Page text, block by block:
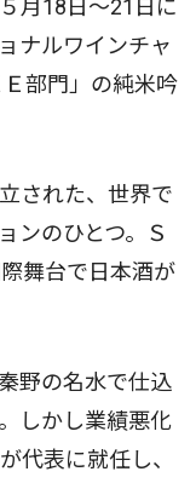
月18日〜21日に
ナルワインチャ
部門」の純米吟
された、世界で
ンのひとつ。Ｓ
舞台で日本酒が
野の名水で仕込
しかし業績悪化
代表に就任し、